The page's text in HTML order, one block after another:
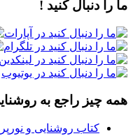
کنید !
راجع به روشنایی
کتاب روشنایی و نورپردازی